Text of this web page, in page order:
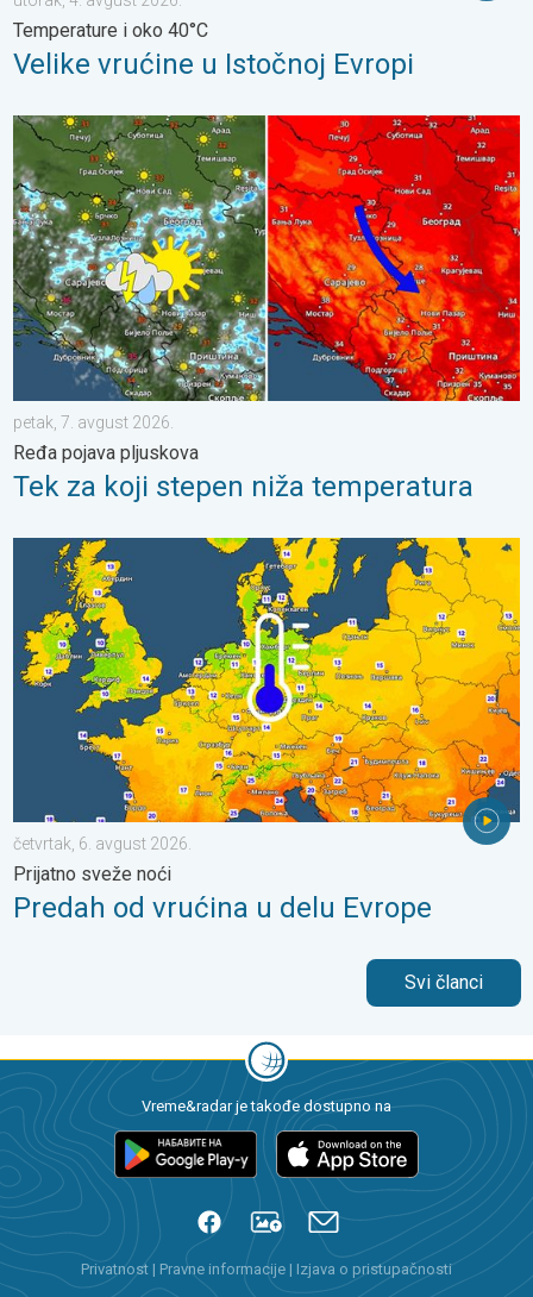
Temperature i oko 40°C
Velike vrućine u Istočnoj Evropi
Tek za koji stepen niža temperatura. Ređa pojava pljuskova. .
petak, 7. avgust 2026.
Ređa pojava pljuskova
Tek za koji stepen niža temperatura
Predah od vrućina u delu Evrope. Prijatno sveže noći. . .
četvrtak, 6. avgust 2026.
Prijatno sveže noći
Predah od vrućina u delu Evrope
Svi članci
Vreme&radar je takođe dostupno na
Privatnost | Pravne informacije | Izjava o pristupačnosti